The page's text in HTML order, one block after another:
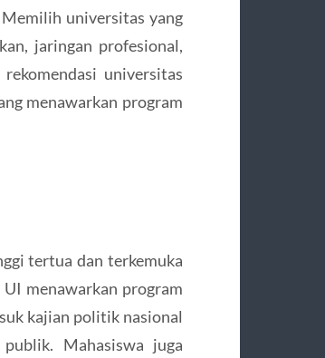
universitas yang
jaringan profesional,
universitas
menawarkan program
tertua dan terkemuka
menawarkan program
kajian politik nasional
Mahasiswa juga